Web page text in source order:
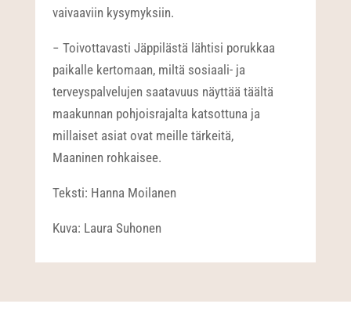
vaivaaviin kysymyksiin.
− Toivottavasti Jäppilästä lähtisi porukkaa
paikalle kertomaan, miltä sosiaali- ja
terveyspalvelujen saatavuus näyttää täältä
maakunnan pohjoisrajalta katsottuna ja
millaiset asiat ovat meille tärkeitä,
Maaninen rohkaisee.
Teksti: Hanna Moilanen
Kuva: Laura Suhonen